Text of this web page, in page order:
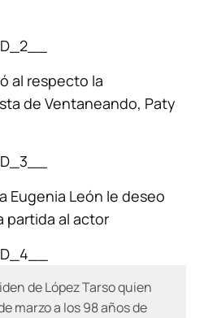
al respecto la
de Ventaneando, Paty
Eugenia León le deseo
partida al actor
de López Tarso quien
marzo a los 98 años de